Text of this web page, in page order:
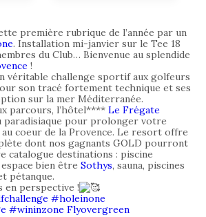
première rubrique de l’année par un
. Installation mi-janvier sur le Tee 18
du Club… Bienvenue au splendide
!
véritable challenge sportif aux golfeurs
son tracé fortement technique et ses
sur la mer Méditerranée.
parcours, l’hôtel**** Le Frégate
paradisiaque pour prolonger votre
coeur de la Provence. Le resort offre
dont nos gagnants GOLD pourront
catalogue destinations : piscine
bien être Sothys, sauna, piscines
pétanque.
en perspective !
#holeinone
#wininzone Flyovergreen